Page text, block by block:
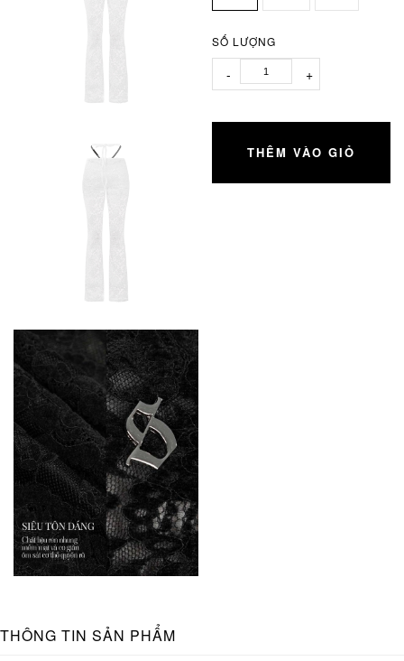
SỐ LƯỢNG
- +
THÊM VÀO GIỎ
THÔNG TIN SẢN PHẨM